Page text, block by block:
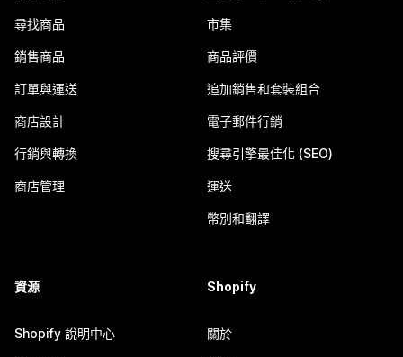
尋找商品
銷售商品
訂單與運送
商店設計
行銷與轉換
商店管理
市集
商品評價
追加銷售和套裝組合
電子郵件行銷
搜尋引擎最佳化 (SEO)
運送
幣別和翻譯
資源
Shopify 說明中心
Shopify
關於